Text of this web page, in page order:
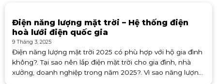
Điện năng lượng mặt trời – Hệ thống điện
hoà lưới điện quốc gia
9 Tháng 3, 2025
Điện năng lượng mặt trời 2025 có phù hợp với hộ gia đình
không?. Tại sao nên lắp điện mặt trời cho gia đình, nhà
xưởng, doanh nghiệp trong năm 2025?. Vì sao năng lượng